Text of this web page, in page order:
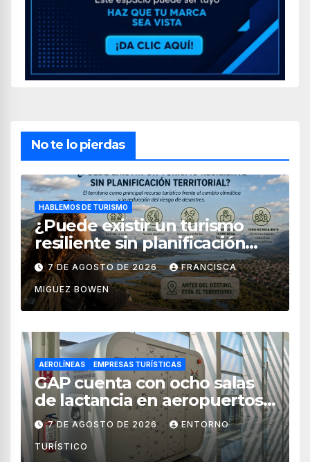
No te lo pierdas
HABLEMOS DE TURISMO
¿Puede existir un turismo
resiliente sin planificación
territorial?
7 DE AGOSTO DE 2026 FRANCISCA
MIGUEZ BOWEN
AEROLÍNEAS EMPRESAS TURÍSTICAS
GAP cuenta con ocho salas
de lactancia en aeropuertos
de México
7 DE AGOSTO DE 2026 ENTORNO
TURÍSTICO